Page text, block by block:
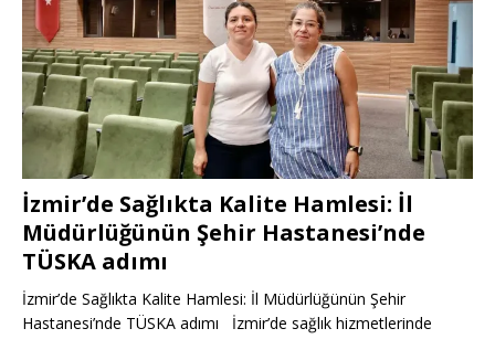
İzmir’de Sağlıkta Kalite Hamlesi: İl
Müdürlüğünün Şehir Hastanesi’nde
TÜSKA adımı
İzmir’de Sağlıkta Kalite Hamlesi: İl Müdürlüğünün Şehir
Hastanesi’nde TÜSKA adımı İzmir’de sağlık hizmetlerinde